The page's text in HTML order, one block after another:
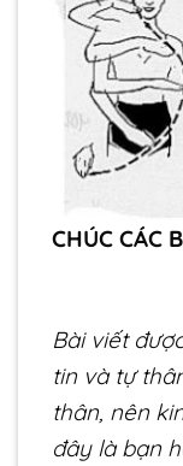
CHÚC CÁC
Bài viết
tin và tự
thân, nên
đây là bạn